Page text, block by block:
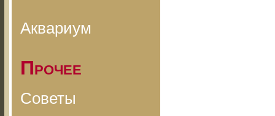
Аквариум
Прочее
Советы